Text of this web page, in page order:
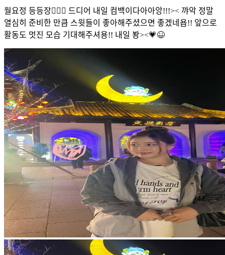
월요정 등등장🧚🏻‍♀️ 드디어 내일 컴백이다아아앙!!!>< 꺄악 정말
열심히 준비한 만큼 스윗들이 좋아해주셨으면 좋겠네욥!! 앞으로
활동도 멋진 모습 기대해주셔용!! 내일 봥><💗😆